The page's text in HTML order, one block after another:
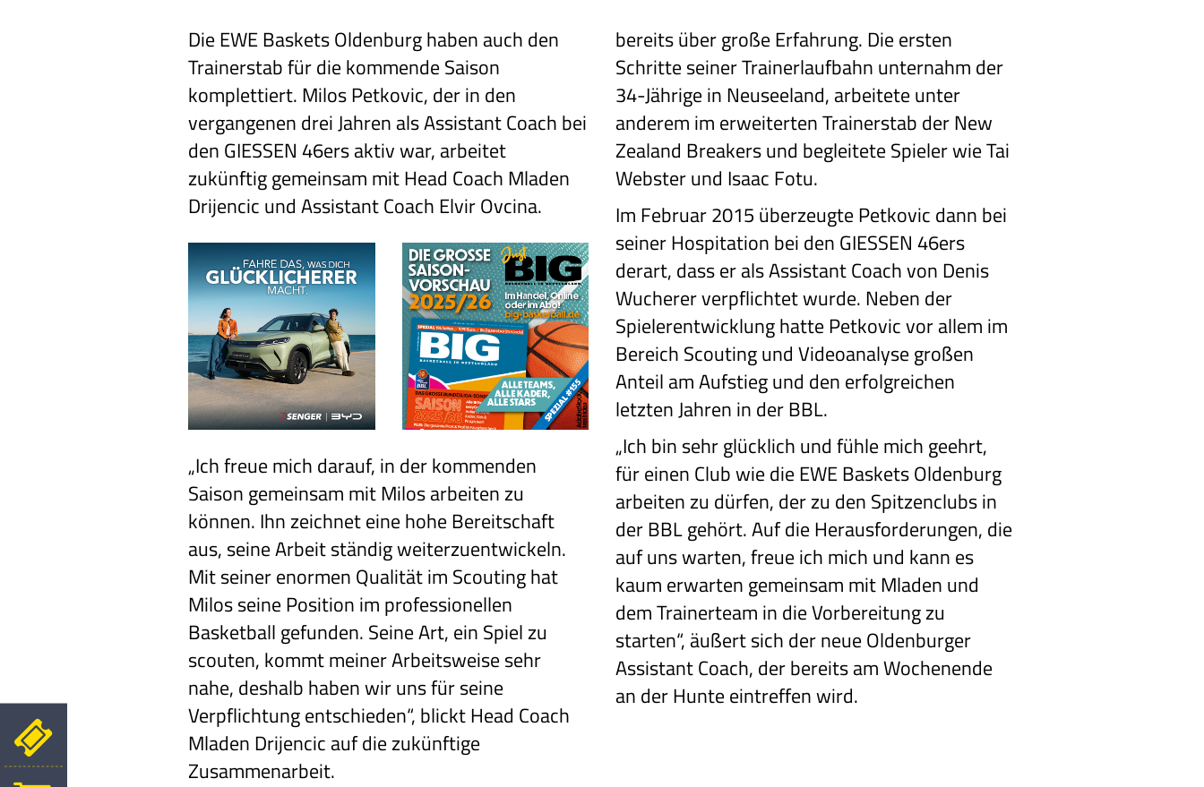
Die EWE Baskets Oldenburg haben auch den
Trainerstab für die kommende Saison
komplettiert. Milos Petkovic, der in den
vergangenen drei Jahren als Assistant Coach bei
den GIESSEN 46ers aktiv war, arbeitet
zukünftig gemeinsam mit Head Coach Mladen
Drijencic und Assistant Coach Elvir Ovcina.
„Ich freue mich darauf, in der kommenden
Saison gemeinsam mit Milos arbeiten zu
können. Ihn zeichnet eine hohe Bereitschaft
aus, seine Arbeit ständig weiterzuentwickeln.
Mit seiner enormen Qualität im Scouting hat
Milos seine Position im professionellen
Basketball gefunden. Seine Art, ein Spiel zu
scouten, kommt meiner Arbeitsweise sehr
nahe, deshalb haben wir uns für seine
Verpflichtung entschieden“, blickt Head Coach
Mladen Drijencic auf die zukünftige
Zusammenarbeit.
bereits über große Erfahrung. Die ersten
Schritte seiner Trainerlaufbahn unternahm der
34-Jährige in Neuseeland, arbeitete unter
anderem im erweiterten Trainerstab der New
Zealand Breakers und begleitete Spieler wie Tai
Webster und Isaac Fotu.
Im Februar 2015 überzeugte Petkovic dann bei
seiner Hospitation bei den GIESSEN 46ers
derart, dass er als Assistant Coach von Denis
Wucherer verpflichtet wurde. Neben der
Spielerentwicklung hatte Petkovic vor allem im
Bereich Scouting und Videoanalyse großen
Anteil am Aufstieg und den erfolgreichen
letzten Jahren in der BBL.
„Ich bin sehr glücklich und fühle mich geehrt,
für einen Club wie die EWE Baskets Oldenburg
arbeiten zu dürfen, der zu den Spitzenclubs in
der BBL gehört. Auf die Herausforderungen, die
auf uns warten, freue ich mich und kann es
kaum erwarten gemeinsam mit Mladen und
dem Trainerteam in die Vorbereitung zu
starten“, äußert sich der neue Oldenburger
Assistant Coach, der bereits am Wochenende
an der Hunte eintreffen wird.